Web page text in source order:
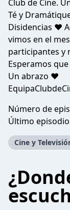
Club de Cine.
Té y
Disidencias ♥
vimos en el
participantes y
Esperamos
Un abrazo ♥
Número de
Último
Cine y